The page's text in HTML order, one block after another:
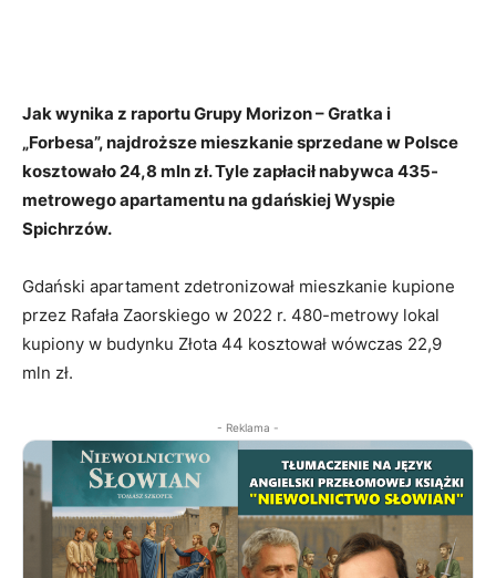
Jak wynika z raportu Grupy Morizon – Gratka i
„Forbesa”, najdroższe mieszkanie sprzedane w Polsce
kosztowało 24,8 mln zł. Tyle zapłacił nabywca 435-
metrowego apartamentu na gdańskiej Wyspie
Spichrzów.
Gdański apartament zdetronizował mieszkanie kupione
przez Rafała Zaorskiego w 2022 r. 480-metrowy lokal
kupiony w budynku Złota 44 kosztował wówczas 22,9
mln zł.
- Reklama -